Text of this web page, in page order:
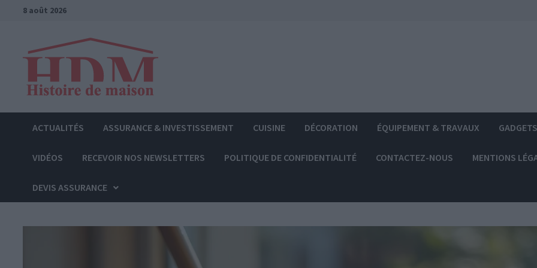
Passer8 août 2026
ACTUALITÉS ASSURANCE & INVESTISSEMENT CUISINE DÉCORATION ÉQUIPEMENT & TRAVAUX GADGETS
VIDÉOS RECEVOIR NOS NEWSLETTERS POLITIQUE DE CONFIDENTIALITÉ CONTACTEZ-NOUS MENTIONS
DEVIS ASSURANCE